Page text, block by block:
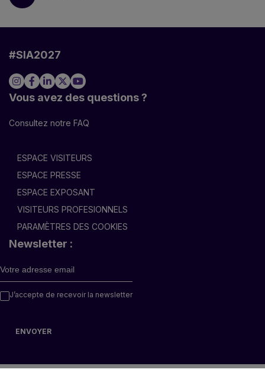
DEMANDEZ VOTRE E-BADGE PRO
#SIA2027
Vous avez des questions ?
Consultez notre FAQ
ESPACE VISITEURS
ESPACE PRESSE
ESPACE EXPOSANT
VISITEURS PROFESIONNELS
PARAMÈTRES DES COOKIES
Newsletter :
J’accepte de recevoir la newsletter